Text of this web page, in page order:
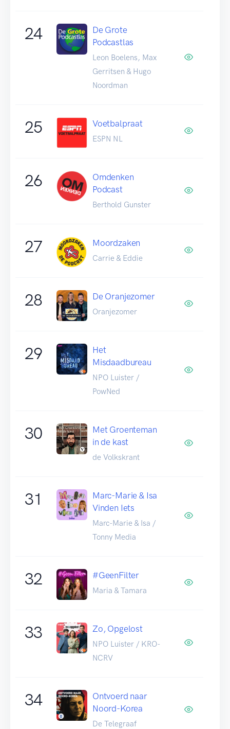
24
De Grote
Podcastlas
Leon Boelens, Max
Gerritsen & Hugo
Noordman
25 Voetbalpraat
ESPN NL
26
Omdenken
Podcast
Berthold Gunster
27 Moordzaken
Carrie & Eddie
28 De Oranjezomer
Oranjezomer
29
Het
Misdaadbureau
NPO Luister /
PowNed
30
Met Groenteman
in de kast
de Volkskrant
31
Marc-Marie & Isa
Vinden Iets
Marc-Marie & Isa /
Tonny Media
32 #GeenFilter
Maria & Tamara
33 Zo, Opgelost
NPO Luister / KRO-
NCRV
34
Ontvoerd naar
Noord-Korea
De Telegraaf